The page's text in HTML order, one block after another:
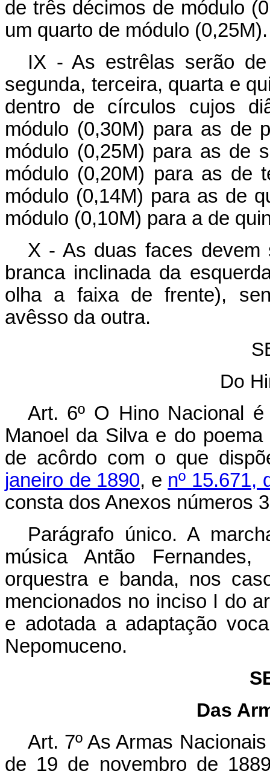
de três décimos de módulo
um quarto de módulo (0,25M).
IX - As estrêlas serão
segunda, terceira, quarta e
dentro de círculos cujos
módulo (0,30M) para as de
módulo (0,25M) para as de
módulo (0,20M) para as de
módulo (0,14M) para as de
módulo (0,10M) para a de
X - As duas faces devem
branca inclinada da
olha a faixa de frente),
avêsso da outra.
Do
Art. 6º O Hino Nacional
Manoel da Silva e do
de acôrdo com o que
janeiro de 1890, e nº 15.671,
consta dos Anexos números
Parágrafo único. A
música Antão
orquestra e banda, nos
mencionados no inciso I do
e adotada a adaptação
Nepomuceno.
Das
Art. 7º As Armas
de 19 de novembro de